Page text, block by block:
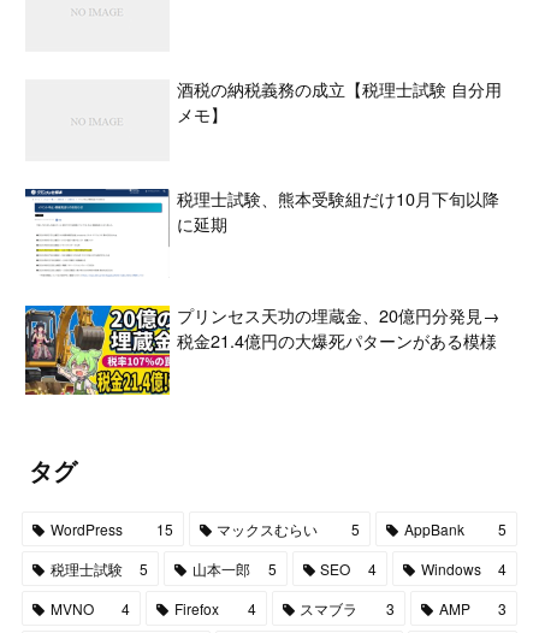
酒税の納税義務の成立【税理士試験 自分用
メモ】
税理士試験、熊本受験組だけ10月下旬以降
に延期
プリンセス天功の埋蔵金、20億円分発見→
税金21.4億円の大爆死パターンがある模様
タグ
WordPress 15 マックスむらい 5 AppBank
5
税理士試験
5 山本一郎 5 SEO 4 Windows
4
MVNO
4 Firefox 4 スマブラ 3 AMP
3